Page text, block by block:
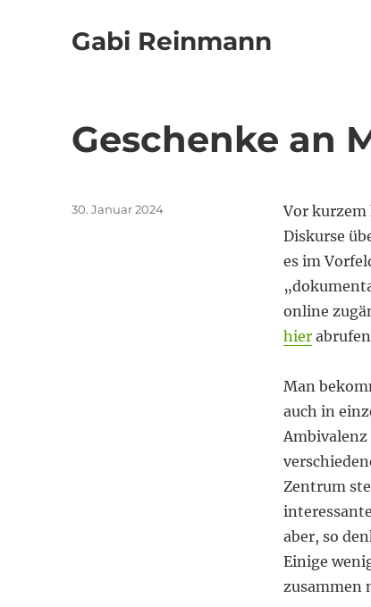
Gabi Reinmann
Geschenke an
Vor kurzem
Diskurse
es im
online
hier
Man
auch in
Ambivalenz
Zentrum
aber, so
Einige
zusammen
Veröffentlicht
30. Januar 2024